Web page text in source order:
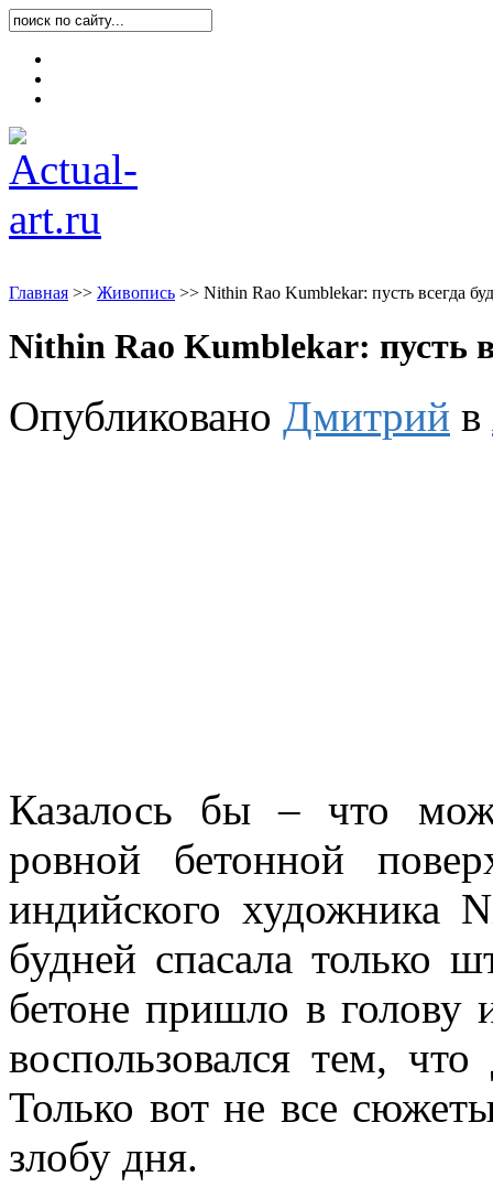
Главная >> Живопись >> Nithin Rao Kumblekar: пусть всегда
Nithin Rao Kumblekar: пусть
Опубликовано Дмитрий в
Казалось бы – что
ровной бетонной
индийского художника
будней спасала только
бетоне пришло в голову
воспользовался тем,
Только вот не все
злобу дня.